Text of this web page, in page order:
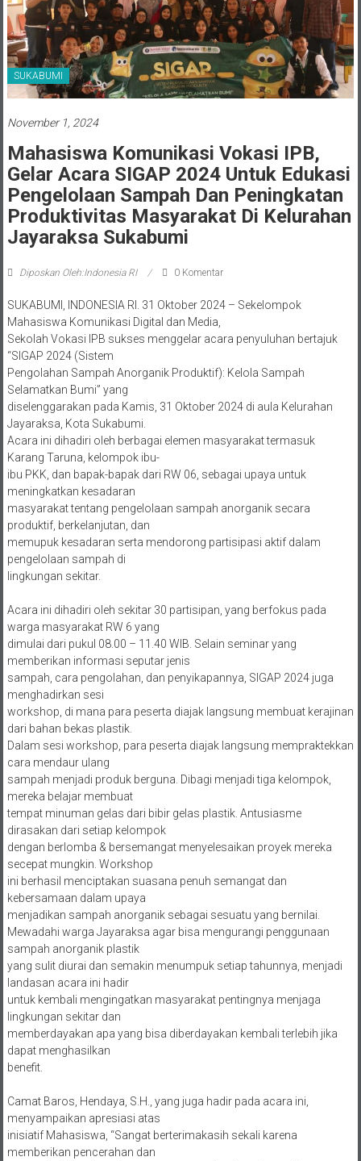
SUKABUMI
November 1, 2024
Mahasiswa Komunikasi Vokasi IPB,
Gelar Acara SIGAP 2024 Untuk Edukasi
Pengelolaan Sampah Dan Peningkatan
Produktivitas Masyarakat Di Kelurahan
Jayaraksa Sukabumi
Diposkan Oleh:Indonesia RI 0 Komentar
SUKABUMI, INDONESIA RI. 31 Oktober 2024 – Sekelompok
Mahasiswa Komunikasi Digital dan Media,
Sekolah Vokasi IPB sukses menggelar acara penyuluhan bertajuk
“SIGAP 2024 (Sistem
Pengolahan Sampah Anorganik Produktif): Kelola Sampah
Selamatkan Bumi” yang
diselenggarakan pada Kamis, 31 Oktober 2024 di aula Kelurahan
Jayaraksa, Kota Sukabumi.
Acara ini dihadiri oleh berbagai elemen masyarakat termasuk
Karang Taruna, kelompok ibu-
ibu PKK, dan bapak-bapak dari RW 06, sebagai upaya untuk
meningkatkan kesadaran
masyarakat tentang pengelolaan sampah anorganik secara
produktif, berkelanjutan, dan
memupuk kesadaran serta mendorong partisipasi aktif dalam
pengelolaan sampah di
lingkungan sekitar.
Acara ini dihadiri oleh sekitar 30 partisipan, yang berfokus pada
warga masyarakat RW 6 yang
dimulai dari pukul 08.00 – 11.40 WIB. Selain seminar yang
memberikan informasi seputar jenis
sampah, cara pengolahan, dan penyikapannya, SIGAP 2024 juga
menghadirkan sesi
workshop, di mana para peserta diajak langsung membuat kerajinan
dari bahan bekas plastik.
Dalam sesi workshop, para peserta diajak langsung mempraktekkan
cara mendaur ulang
sampah menjadi produk berguna. Dibagi menjadi tiga kelompok,
mereka belajar membuat
tempat minuman gelas dari bibir gelas plastik. Antusiasme
dirasakan dari setiap kelompok
dengan berlomba & bersemangat menyelesaikan proyek mereka
secepat mungkin. Workshop
ini berhasil menciptakan suasana penuh semangat dan
kebersamaan dalam upaya
menjadikan sampah anorganik sebagai sesuatu yang bernilai.
Mewadahi warga Jayaraksa agar bisa mengurangi penggunaan
sampah anorganik plastik
yang sulit diurai dan semakin menumpuk setiap tahunnya, menjadi
landasan acara ini hadir
untuk kembali mengingatkan masyarakat pentingnya menjaga
lingkungan sekitar dan
memberdayakan apa yang bisa diberdayakan kembali terlebih jika
dapat menghasilkan
benefit.
Camat Baros, Hendaya, S.H., yang juga hadir pada acara ini,
menyampaikan apresiasi atas
inisiatif Mahasiswa, “Sangat berterimakasih sekali karena
memberikan pencerahan dan